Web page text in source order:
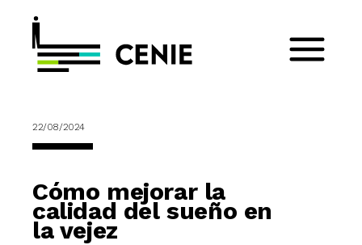
22/08/2024
Cómo mejorar la
calidad del sueño en
la vejez